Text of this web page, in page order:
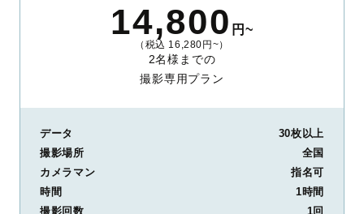
14,800 円~
（税込 16,280円~）
2名様までの
撮影専用プラン
データ
30枚以上
撮影場所
全国
カメラマン
指名可
時間
1時間
撮影回数
1回